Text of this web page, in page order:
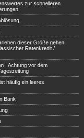
zur schnelleren
dieser Größe gehen
Ratenkredit /
| Achtung vor dem
häufig ein leeres
Bank